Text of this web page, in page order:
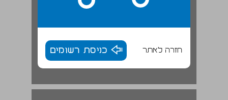
חזרה לאתר כניסת רשומים